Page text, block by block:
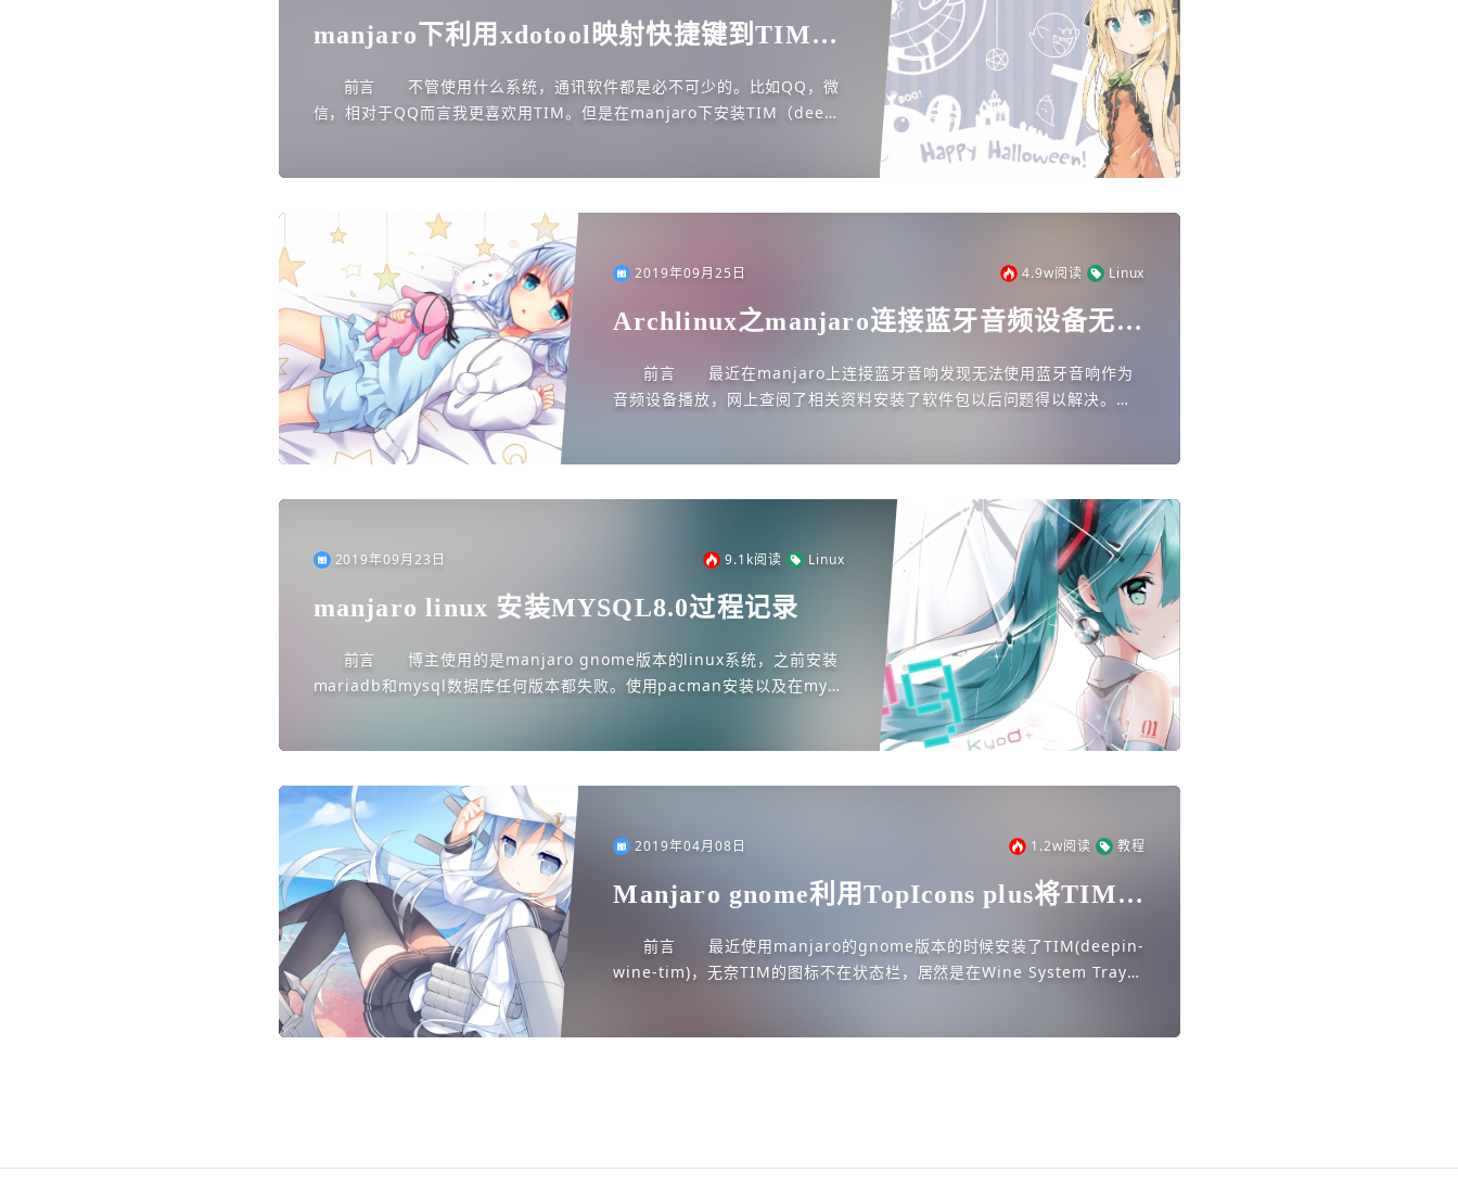
manjaro下利用xdotool映射快捷键到TIM提
前言 不管使用什么系统，通讯软件都是必不可少的。比如QQ，微
信，相对于QQ而言我更喜欢用TIM。但是在manjaro下安装TIM（deepi
2019年09月25日 4.9w阅读 Linux
Archlinux之manjaro连接蓝牙音频设备无法
前言 最近在manjaro上连接蓝牙音响发现无法使用蓝牙音响作为
音频设备播放，网上查阅了相关资料安装了软件包以后问题得以解决。解
2019年09月23日 9.1k阅读 Linux
manjaro linux 安装MYSQL8.0过程记录
前言 博主使用的是manjaro gnome版本的linux系统，之前安装
mariadb和mysql数据库任何版本都失败。使用pacman安装以及在mys
2019年04月08日 1.2w阅读 教程
Manjaro gnome利用TopIcons plus将TIM图
前言 最近使用manjaro的gnome版本的时候安装了TIM(deepin-
wine-tim)，无奈TIM的图标不在状态栏，居然是在Wine System Tray托